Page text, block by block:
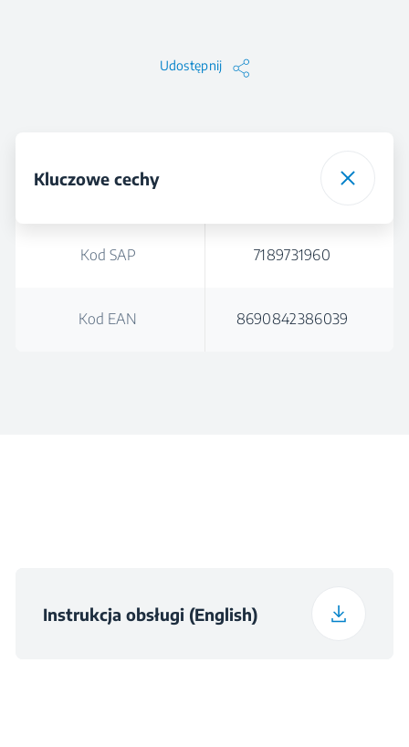
Udostępnij
Kluczowe cechy
Kod SAP 7189731960
Kod EAN 8690842386039
Instrukcja obsługi (English)